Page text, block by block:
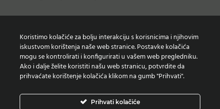
Prijavi se na naš newsletter
Izjava o korištenju Kolačića
Koristimo kolačiće za bolju interakciju s korisnicima i njihovim
iskustvom korištenja naše web stranice. Postavke kolačića
mogu se kontrolirati i konfigurirati u vašem web pregledniku.
Ako i dalje želite koristiti našu web stranicu, potvrdite da
prihvaćate korištenje kolačića klikom na gumb "Prihvati".
Prihvati kolačiće